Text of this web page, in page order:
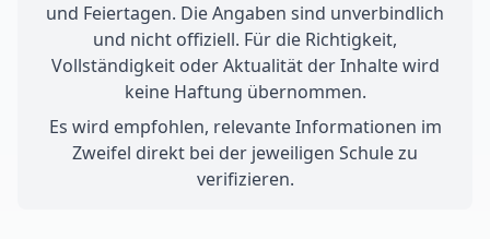
und Feiertagen. Die Angaben sind unverbindlich
und nicht offiziell. Für die Richtigkeit,
Vollständigkeit oder Aktualität der Inhalte wird
keine Haftung übernommen.
Es wird empfohlen, relevante Informationen im
Zweifel direkt bei der jeweiligen Schule zu
verifizieren.